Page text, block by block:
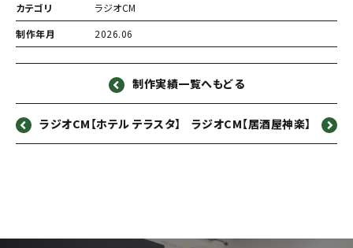
カテゴリ
ラジオCM
制作年月
2026.06
制作実績一覧へもどる
ラジオCM【ホテル テラスタ】 ラジオCM【居酒屋神楽】